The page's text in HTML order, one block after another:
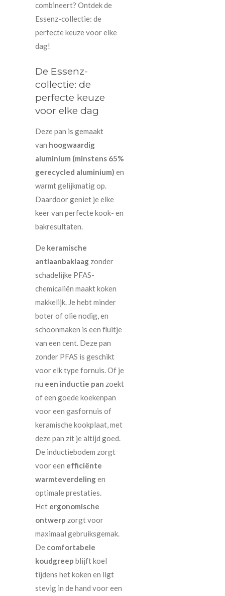
combineert? Ontdek de
Essenz-collectie: de
perfecte keuze voor elke
dag!
De Essenz-
collectie: de
perfecte keuze
voor elke dag
Deze pan is gemaakt
van hoogwaardig
aluminium (minstens 65%
gerecycled aluminium) en
warmt gelijkmatig op.
Daardoor geniet je elke
keer van perfecte kook- en
bakresultaten.
De keramische
antiaanbaklaag zonder
schadelijke PFAS-
chemicaliën maakt koken
makkelijk. Je hebt minder
boter of olie nodig, en
schoonmaken is een fluitje
van een cent. Deze pan
zonder PFAS is geschikt
voor elk type fornuis. Of je
nu een inductie pan zoekt
of een goede koekenpan
voor een gasfornuis of
keramische kookplaat, met
deze pan zit je altijd goed.
De inductiebodem zorgt
voor een efficiënte
warmteverdelingen
optimale prestaties.
Het ergonomische
ontwerp zorgt voor
maximaal gebruiksgemak.
De comfortabele
koudgreep blijft koel
tijdens het koken en ligt
stevig in de hand voor een